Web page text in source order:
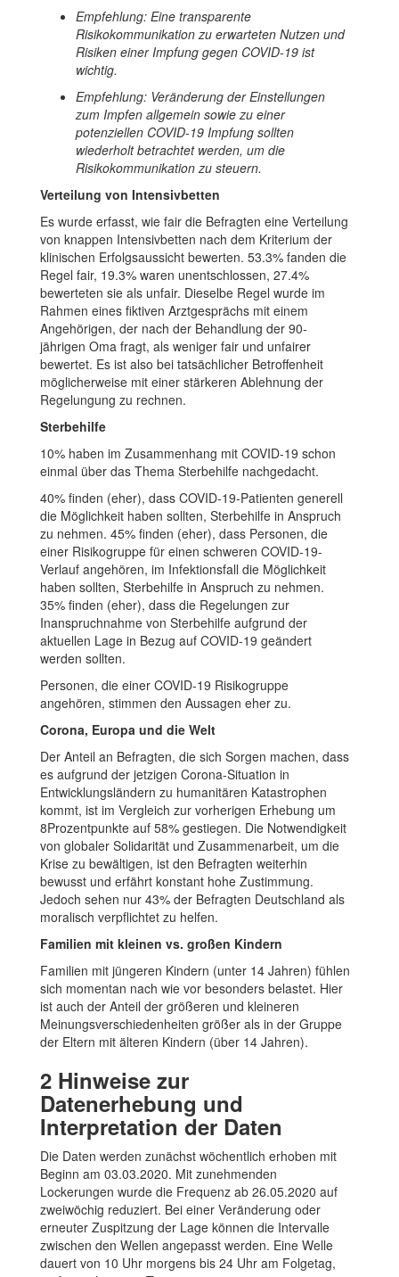
Empfehlung: Eine transparente
Risikokommunikation zu erwarteten Nutzen und
Risiken einer Impfung gegen COVID-19 ist
wichtig.
Empfehlung: Veränderung der Einstellungen
zum Impfen allgemein sowie zu einer
potenziellen COVID-19 Impfung sollten
wiederholt betrachtet werden, um die
Risikokommunikation zu steuern.
Verteilung von Intensivbetten
Es wurde erfasst, wie fair die Befragten eine Verteilung
von knappen Intensivbetten nach dem Kriterium der
klinischen Erfolgsaussicht bewerten. 53.3% fanden die
Regel fair, 19.3% waren unentschlossen, 27.4%
bewerteten sie als unfair. Dieselbe Regel wurde im
Rahmen eines fiktiven Arztgesprächs mit einem
Angehörigen, der nach der Behandlung der 90-
jährigen Oma fragt, als weniger fair und unfairer
bewertet. Es ist also bei tatsächlicher Betroffenheit
möglicherweise mit einer stärkeren Ablehnung der
Regelungung zu rechnen.
Sterbehilfe
10% haben im Zusammenhang mit COVID-19 schon
einmal über das Thema Sterbehilfe nachgedacht.
40% finden (eher), dass COVID-19-Patienten generell
die Möglichkeit haben sollten, Sterbehilfe in Anspruch
zu nehmen. 45% finden (eher), dass Personen, die
einer Risikogruppe für einen schweren COVID-19-
Verlauf angehören, im Infektionsfall die Möglichkeit
haben sollten, Sterbehilfe in Anspruch zu nehmen.
35% finden (eher), dass die Regelungen zur
Inanspruchnahme von Sterbehilfe aufgrund der
aktuellen Lage in Bezug auf COVID-19 geändert
werden sollten.
Personen, die einer COVID-19 Risikogruppe
angehören, stimmen den Aussagen eher zu.
Corona, Europa und die Welt
Der Anteil an Befragten, die sich Sorgen machen, dass
es aufgrund der jetzigen Corona-Situation in
Entwicklungsländern zu humanitären Katastrophen
kommt, ist im Vergleich zur vorherigen Erhebung um
8Prozentpunkte auf 58% gestiegen. Die Notwendigkeit
von globaler Solidarität und Zusammenarbeit, um die
Krise zu bewältigen, ist den Befragten weiterhin
bewusst und erfährt konstant hohe Zustimmung.
Jedoch sehen nur 43% der Befragten Deutschland als
moralisch verpflichtet zu helfen.
Familien mit kleinen vs. großen Kindern
Familien mit jüngeren Kindern (unter 14 Jahren) fühlen
sich momentan nach wie vor besonders belastet. Hier
ist auch der Anteil der größeren und kleineren
Meinungsverschiedenheiten größer als in der Gruppe
der Eltern mit älteren Kindern (über 14 Jahren).
2 Hinweise zur
Datenerhebung und
Interpretation der Daten
Die Daten werden zunächst wöchentlich erhoben mit
Beginn am 03.03.2020. Mit zunehmenden
Lockerungen wurde die Frequenz ab 26.05.2020 auf
zweiwöchig reduziert. Bei einer Veränderung oder
erneuter Zuspitzung der Lage können die Intervalle
zwischen den Wellen angepasst werden. Eine Welle
dauert von 10 Uhr morgens bis 24 Uhr am Folgetag,